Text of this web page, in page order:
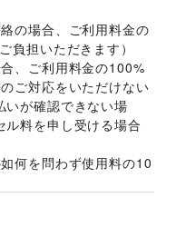
の場合、ご利用料金の
負担いただきます）
、ご利用料金の100%
ご対応をいただけない
いが確認できない場
料を申し受ける場合
何を問わず使用料の10